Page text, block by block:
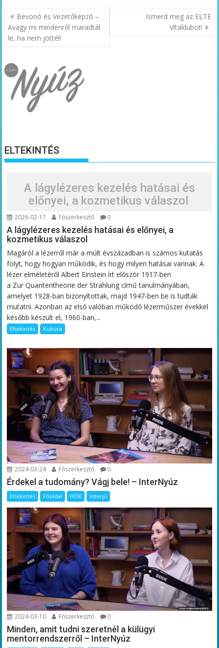
Bejegyzés
navigáció
Bevonó és Vezetőképző –
Avagy mi mindenről maradtál
le, ha nem jöttél!
Ismerd meg az ELTE
Vitaklubot!
ELTEKINTÉS
A lágylézeres kezelés hatásai és
előnyei, a kozmetikus válaszol
2026-02-17 Főszerkesztő 0
A lágylézeres kezelés hatásai és előnyei, a
kozmetikus válaszol
Magáról a lézerről már a múlt évszázadban is számos kutatás
folyt, hogy hogyan működik, és hogy milyen hatásai vannak. A
lézer elméletéről Albert Einstein írt először 1917-ben
a Zur Quantentheorie der Strahlung című tanulmányában,
amelyet 1928-ban bizonyítottak, majd 1947-ben be is tudták
mutatni. Azonban az első valóban működő lézerműszer évekkel
később készült el, 1960-ban,...
Eltekintés Kultúra
2024-03-24 Főszerkesztő 0
Érdekel a tudomány? Vágj bele! – InterNyúz
Eltekintés Főoldal HÖK Interjú
2024-03-10 Főszerkesztő 0
Minden, amit tudni szeretnél a külügyi
mentorrendszerről – InterNyúz